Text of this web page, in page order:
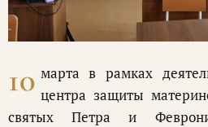
10 марта в рамках
центра защиты
святых Петра и